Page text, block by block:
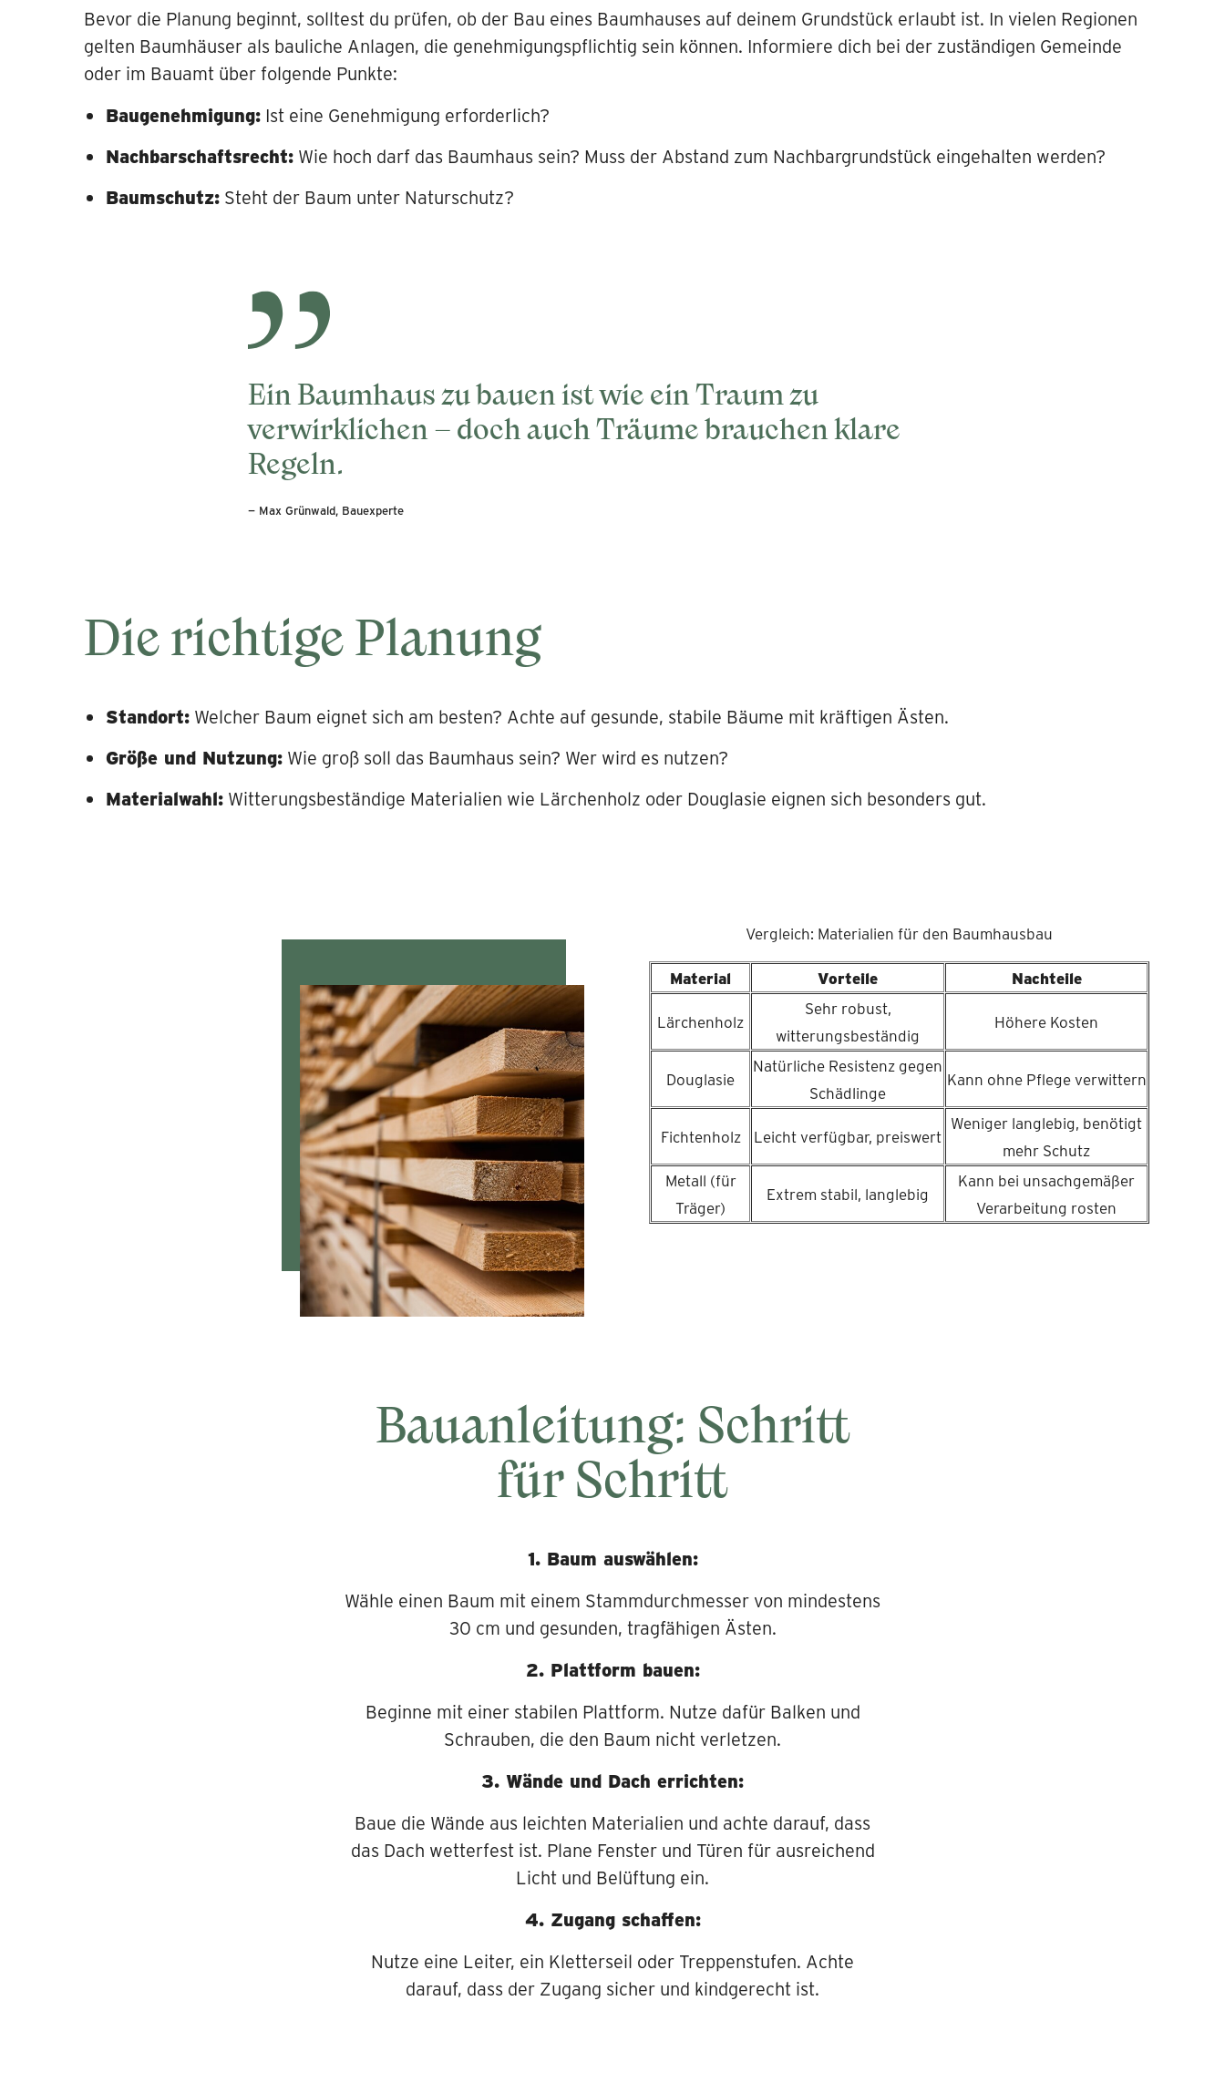
Bevor die Planung beginnt, solltest du prüfen, ob der Bau eines Baumhauses auf deinem Grundstück erlaubt ist. In vielen Regionen
gelten Baumhäuser als bauliche Anlagen, die genehmigungspflichtig sein können. Informiere dich bei der zuständigen Gemeinde
oder im Bauamt über folgende Punkte:
Baugenehmigung:Ist eine Genehmigung erforderlich?
Nachbarschaftsrecht:Wie hoch darf das Baumhaus sein? Muss der Abstand zum Nachbargrundstück eingehalten werden?
Baumschutz:Steht der Baum unter Naturschutz?
Ein Baumhaus zu bauen ist wie ein Traum zu
verwirklichen – doch auch Träume brauchen klare
Regeln.
— Max Grünwald, Bauexperte
Die richtige Planung
Standort:Welcher Baum eignet sich am besten? Achte auf gesunde, stabile Bäume mit kräftigen Ästen.
Größe und Nutzung:Wie groß soll das Baumhaus sein? Wer wird es nutzen?
Materialwahl:Witterungsbeständige Materialien wie Lärchenholz oder Douglasie eignen sich besonders gut.
Vergleich: Materialien für den Baumhausbau
Material Vorteile Nachteile
Lärchenholz
Sehr robust,
witterungsbeständig
Höhere Kosten
Douglasie
Natürliche Resistenz gegen
Schädlinge
Kann ohne Pflege verwittern
Fichtenholz Leicht verfügbar, preiswert
Weniger langlebig, benötigt
mehr Schutz
Metall (für
Träger)
Extrem stabil, langlebig
Kann bei unsachgemäßer
Verarbeitung rosten
Bauanleitung: Schritt
für Schritt
1. Baum auswählen:
Wähle einen Baum mit einem Stammdurchmesser von mindestens
30 cm und gesunden, tragfähigen Ästen.
2. Plattform bauen:
Beginne mit einer stabilen Plattform. Nutze dafür Balken und
Schrauben, die den Baum nicht verletzen.
3. Wände und Dach errichten:
Baue die Wände aus leichten Materialien und achte darauf, dass
das Dach wetterfest ist. Plane Fenster und Türen für ausreichend
Licht und Belüftung ein.
4. Zugang schaffen:
Nutze eine Leiter, ein Kletterseil oder Treppenstufen. Achte
darauf, dass der Zugang sicher und kindgerecht ist.